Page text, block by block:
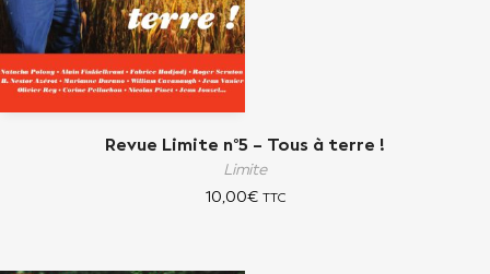
Revue Limite n°5 – Tous à terre !
Limite
10,00€ TTC